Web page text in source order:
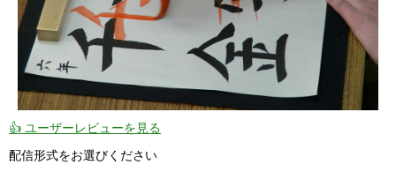
👍 ユーザーレビューを見る
配信形式をお選びください